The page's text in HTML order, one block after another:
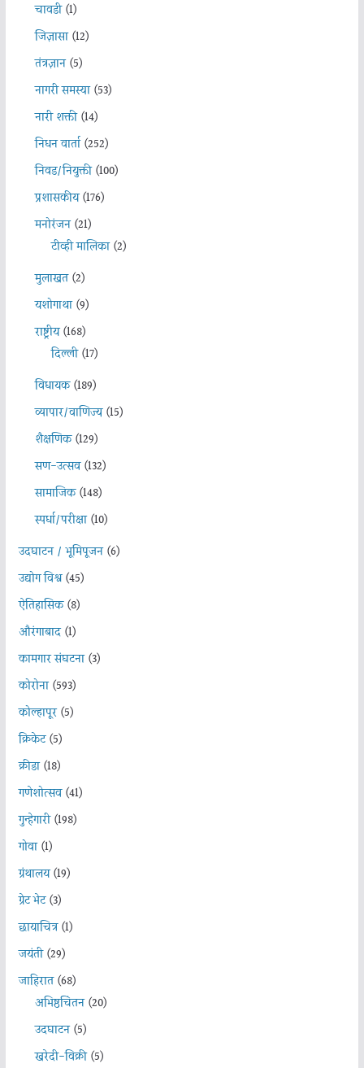
चावडी(1)
जिज्ञासा(12)
तंत्रज्ञान(5)
नागरी समस्या(53)
नारी शक्ती(14)
निधन वार्ता(252)
निवड/नियुक्ती(100)
प्रशासकीय(176)
मनोरंजन(21)
टीव्ही मालिका(2)
मुलाखत(2)
यशोगाथा(9)
राष्ट्रीय(168)
दिल्ली(17)
विधायक(189)
व्यापार/वाणिज्य(15)
शैक्षणिक(129)
सण-उत्सव(132)
सामाजिक(148)
स्पर्धा/परीक्षा(10)
उदघाटन / भूमिपूजन(6)
उद्योग विश्व(45)
ऐतिहासिक(8)
औरंगाबाद(1)
कामगार संघटना(3)
कोरोना(593)
कोल्हापूर(5)
क्रिकेट(5)
क्रीडा(18)
गणेशोत्सव(41)
गुन्हेगारी(198)
गोवा(1)
ग्रंथालय(19)
ग्रेट भेट(3)
छायाचित्र(1)
जयंती(29)
जाहिरात(68)
अभिष्ठचिंतन(20)
उदघाटन(5)
खरेदी-विक्री(5)